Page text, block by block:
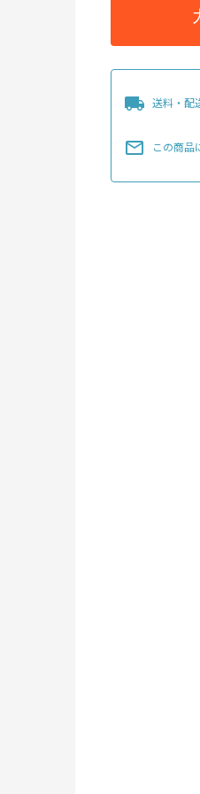
local_shipping 送料・配
mail_outline この商品